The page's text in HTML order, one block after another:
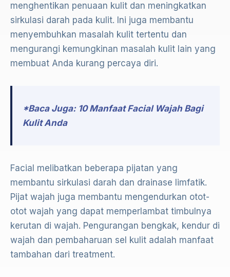
menghentikan penuaan kulit dan meningkatkan
sirkulasi darah pada kulit. Ini juga membantu
menyembuhkan masalah kulit tertentu dan
mengurangi kemungkinan masalah kulit lain yang
membuat Anda kurang percaya diri.
*Baca Juga: 10 Manfaat Facial Wajah Bagi
Kulit Anda
Facial melibatkan beberapa pijatan yang
membantu sirkulasi darah dan drainase limfatik.
Pijat wajah juga membantu mengendurkan otot-
otot wajah yang dapat memperlambat timbulnya
kerutan di wajah. Pengurangan bengkak, kendur di
wajah dan pembaharuan sel kulit adalah manfaat
tambahan dari treatment.